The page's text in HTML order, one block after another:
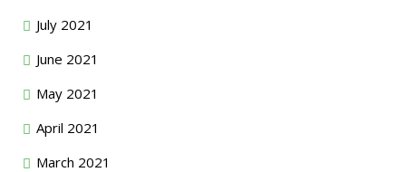
July 2021
June 2021
May 2021
April 2021
March 2021